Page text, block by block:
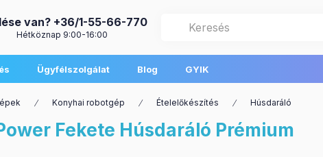
van? +36/1-55-66-770
Hétköznap 9:00-16:00
Ügyfélszolgálat Blog GYIK
Konyhai robotgép Ételelőkészítés Húsdaráló
Fekete Húsdaráló Prémium